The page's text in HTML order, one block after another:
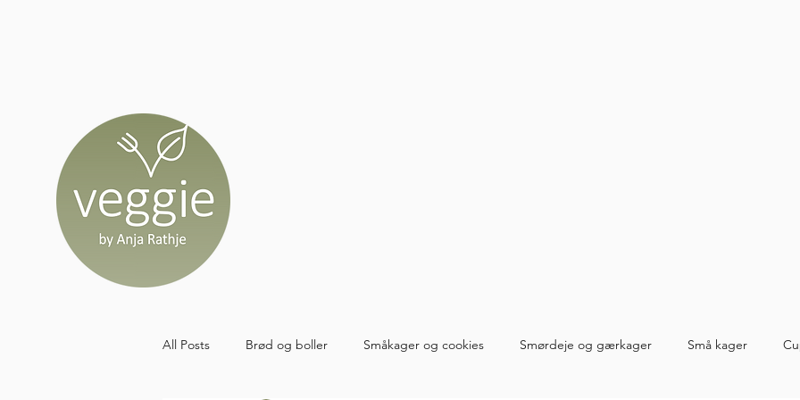
All Posts Brød og boller Småkager og cookies Smørdeje og gærkager Små kager